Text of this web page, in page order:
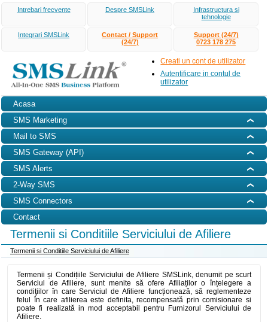
Intrebari frecvente Despre SMSLink
Infrastructura si
tehnologie
Integrari SMSLink
Contact / Support
(24/7)
Support (24/7)
0723 178 275
Creati un cont de utilizator
Autentificare in contul de
utilizator
Acasa
SMS Marketing
Mail to SMS
SMS Gateway (API)
SMS Alerts
2-Way SMS
SMS Connectors
Contact
Termenii si Conditiile Serviciului de Afiliere
Termenii si Conditiile Serviciului de Afiliere
Termenii și Condițiile Serviciului de Afiliere SMSLink, denumit pe scurt
Serviciul de Afiliere, sunt menite să ofere Afiliaților o înțelegere a
condiţiilor în care Serviciul de Afiliere funcționează, să reglementeze
felul în care afilierea este definita, recompensată prin comisionare si
poate fi realizată in mod acceptabil pentru Furnizorul Serviciului de
Afiliere.